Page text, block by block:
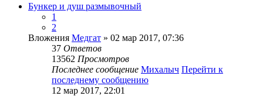
Бункер и душ размывочный
1
2
Вложения Медгат » 02 мар 2017, 07:36
37 Ответов
13562 Просмотров
Последнее сообщение Михалыч Перейти к
последнему сообщению
12 мар 2017, 22:01